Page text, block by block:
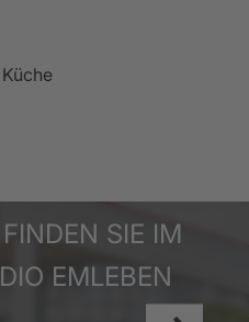
SIE IM
EMLEBEN